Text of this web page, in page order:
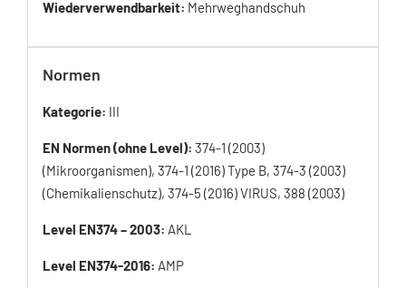
Wiederverwendbarkeit: Mehrweghandschuh
Normen
Kategorie: III
EN Normen (ohne Level): 374-1 (2003)
(Mikroorganismen), 374-1 (2016) Type B, 374-3 (2003)
(Chemikalienschutz), 374-5 (2016) VIRUS, 388 (2003)
Level EN374 – 2003: AKL
Level EN374-2016: AMP